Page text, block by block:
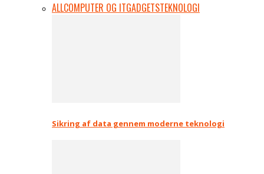
ALLCOMPUTER OG ITGADGETSTEKNOLOGI
Sikring af data gennem moderne teknologi